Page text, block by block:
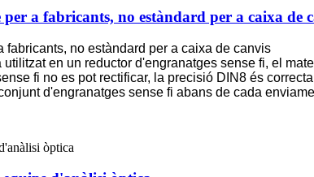
a fabricants, no estàndard per a caixa de
fabricants, no estàndard per a caixa de canvis
en un reductor d'engranatges sense fi, el
fi no es pot rectificar, la precisió DIN8 és
d'engranatges sense fi abans de cada